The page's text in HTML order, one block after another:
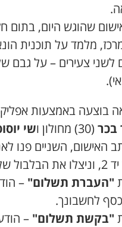
שהוגש היום, בתום
מלמד על תוכנית
לשני צעירים – על גבם
בוצעה באמצעות
בכר (30) מחולון ו שי
האישום, השניים פנו
שני מצבים בביט:
"העברת תשלום" –
לחשבונך.
"בקשת תשלום" –